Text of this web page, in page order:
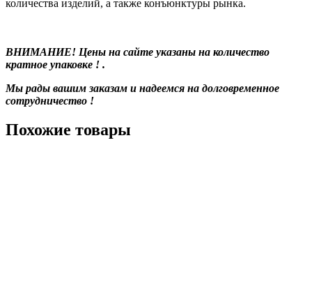
количества изделий, а также конъюнктуры рынка.
ВНИМАНИЕ! Цены на сайте указаны на количество
кратное упаковке ! .
Мы рады вашим заказам и надеемся на долговременное
сотрудничество !
Похожие товары